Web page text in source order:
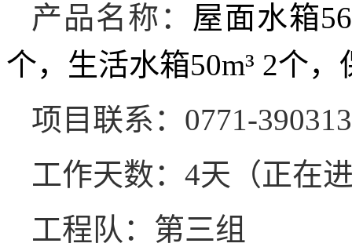
产品名称： 屋面水箱
个，生活水箱50m³ 2个，
项目联系： 0771-
工作天数： 4天（正在
工程队：第三组